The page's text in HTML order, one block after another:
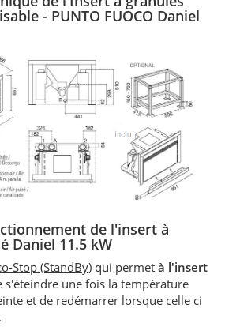
- PUNTO FUOCO Daniel
de l'insert à
Daniel 11.5 kW
Stop (StandBy) qui permet à l'insert
s'éteindre une fois la température
et de redémarrer lorsque celle ci